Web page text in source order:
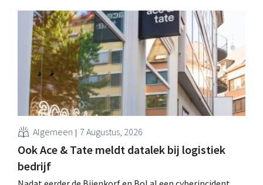
Algemeen 7 Augustus, 2026
Ook Ace & Tate meldt datalek bij logistiek
bedrijf